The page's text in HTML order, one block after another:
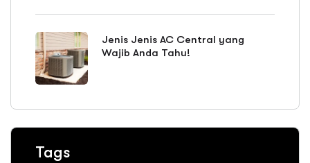
Jenis Jenis AC Central yang
Wajib Anda Tahu!
Tags